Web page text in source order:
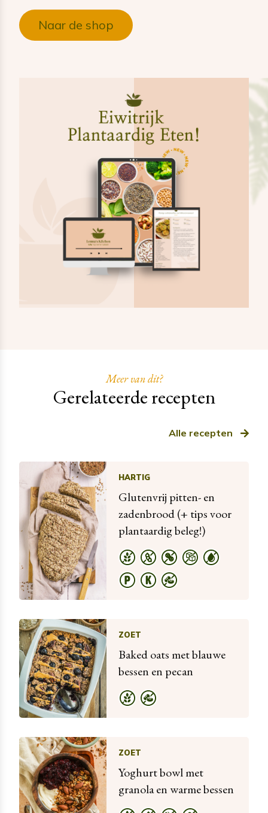
Naar de shop
Meer van dit?
Gerelateerde recepten
Alle recepten
HARTIG
Glutenvrij pitten- en
zadenbrood (+ tips voor
plantaardig beleg!)
ZOET
Baked oats met blauwe
bessen en pecan
ZOET
Yoghurt bowl met
granola en warme bessen